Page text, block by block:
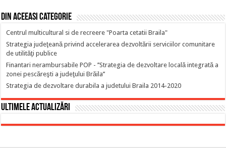
Din aceeasi categorie
Centrul multicultural si de recreere "Poarta cetatii Braila"
Strategia judeţeană privind accelerarea dezvoltării serviciilor comunitare
de utilităţi publice
Finantari nerambursabile POP - ’’Strategia de dezvoltare locală integrată a
zonei pescăreşti a judeţului Brăila’’
Strategia de dezvoltare durabila a judetului Braila 2014-2020
Ultimele actualizări